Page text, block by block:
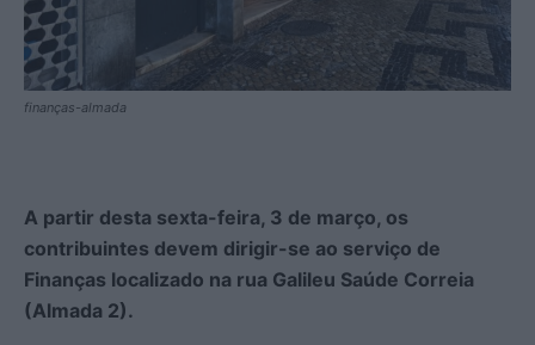
finanças-almada
A partir desta sexta-feira, 3 de março, os
contribuintes devem dirigir-se ao serviço de
Finanças localizado na rua Galileu Saúde Correia
(Almada 2).